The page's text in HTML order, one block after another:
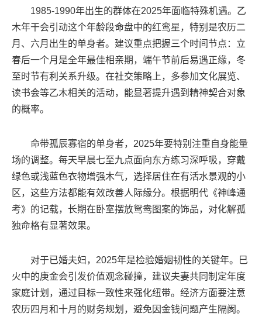
1985-1990年出生的群体在2025年面临特殊机遇。乙
木年干会引动这个年龄段命盘中的红鸾星，特别是农历二
月、六月出生的单身者。建议重点把握三个时间节点：立
春后一个月是全年最佳相亲期，端午节前后易遇正缘，冬
至时节有利关系升级。在社交策略上，多参加文化展览、
读书会等乙木相关的活动，能显著提升遇到精神契合对象
的概率。
命带孤辰寡宿的单身者，2025年要特别注重自身能量
场的调整。每天早晨七至九点面向东方练习深呼吸，穿戴
绿色或浅蓝色衣物增强木气，选择居住在有活水景观的小
区，这些方法都能有效改善人际缘分。根据明代《神峰通
考》的记载，长期在卧室摆放鸳鸯图案的饰品，对化解孤
独命格有显著效果。
对于已婚夫妇，2025年是检验婚姻韧性的关键年。巳
火中的庚金会引发价值观念碰撞，建议夫妻共同制定年度
家庭计划，通过目标一致性来强化纽带。经济方面要注意
农历四月和十月的财务规划，避免因金钱问题产生隔阂。